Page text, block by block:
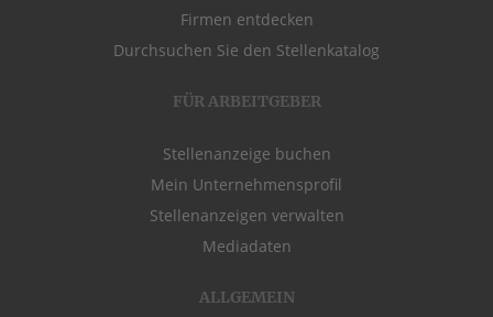
Firmen entdecken
Durchsuchen Sie den Stellenkatalog
FÜR ARBEITGEBER
Stellenanzeige buchen
Mein Unternehmensprofil
Stellenanzeigen verwalten
Mediadaten
ALLGEMEIN